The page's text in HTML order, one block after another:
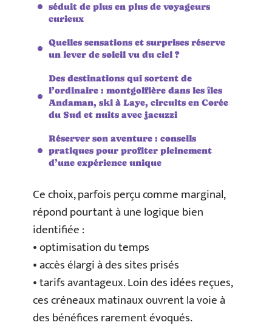
séduit de plus en plus de voyageurs
curieux
Quelles sensations et surprises réserve
un lever de soleil vu du ciel ?
Des destinations qui sortent de
l’ordinaire : montgolfière dans les îles
Andaman, ski à Laye, circuits en Corée
du Sud et nuits avec jacuzzi
Réserver son aventure : conseils
pratiques pour profiter pleinement
d’une expérience unique
Ce choix, parfois perçu comme marginal,
répond pourtant à une logique bien
identifiée :
• optimisation du temps
• accès élargi à des sites prisés
• tarifs avantageux. Loin des idées reçues,
ces créneaux matinaux ouvrent la voie à
des bénéfices rarement évoqués.